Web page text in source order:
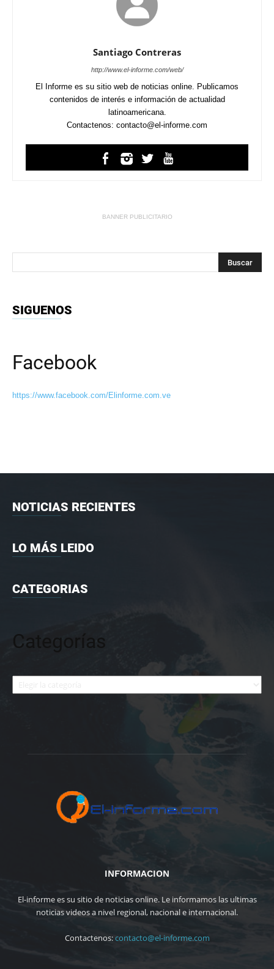
Santiago Contreras
http://www.el-informe.com/web/
El Informe es su sitio web de noticias online. Publicamos
contenidos de interés e información de actualidad
latinoamericana.
Contactenos: contacto@el-informe.com
BANNER PUBLICITARIO
SIGUENOS
Facebook
https://www.facebook.com/Elinforme.com.ve
NOTICIAS RECIENTES
LO MÁS LEIDO
CATEGORIAS
Categorías
Categorías
INFORMACION
El-informe es su sitio de noticias online. Le informamos las ultimas
noticias videos a nivel regional, nacional e internacional.
Contactenos:contacto@el-informe.com